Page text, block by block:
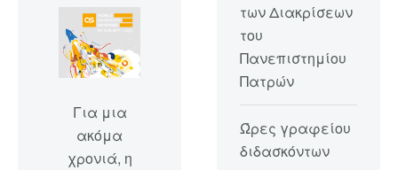
Για μια
ακόμα
χρονιά, η
των Διακρίσεων
του
Πανεπιστημίου
Πατρών
Ώρες γραφείου
διδασκόντων